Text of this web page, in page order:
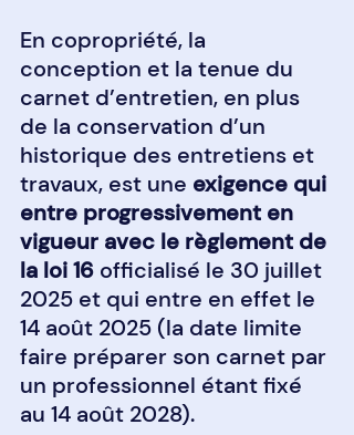
En copropriété, la
conception et la tenue du
carnet d’entretien, en plus
de la conservation d’un
historique des entretiens et
travaux, est une exigence qui
entre progressivement en
vigueur avec le règlement de
la loi 16 officialisé le 30 juillet
2025 et qui entre en effet le
14 août 2025 (la date limite
faire préparer son carnet par
un professionnel étant fixé
au 14 août 2028).